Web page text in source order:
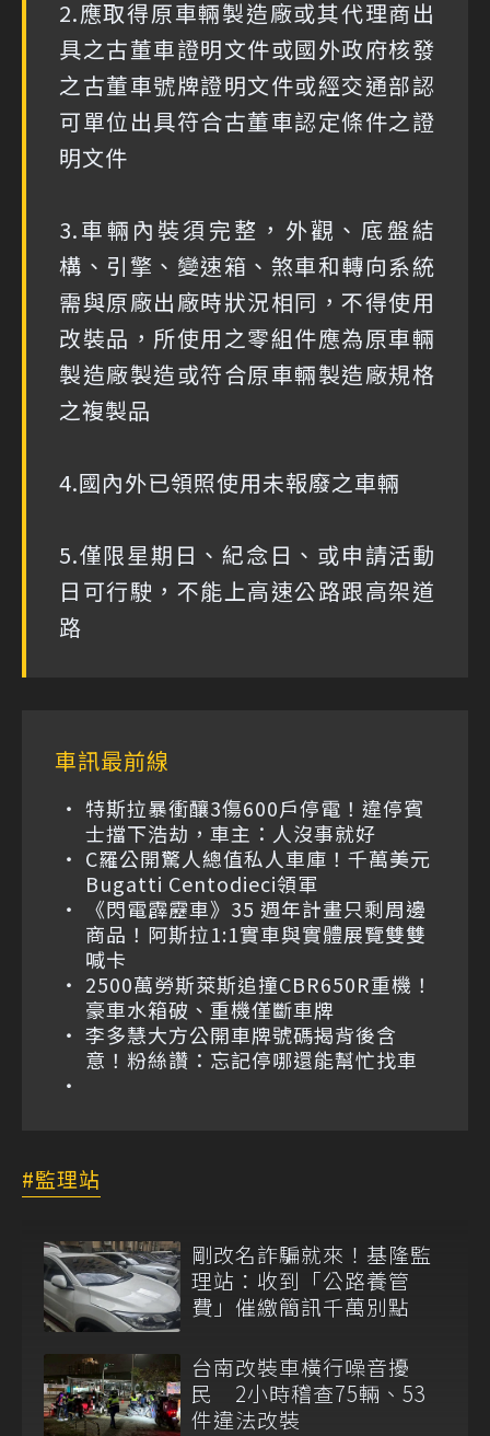
2.應取得原車輛製造廠或其代理商出
具之古董車證明文件或國外政府核發
之古董車號牌證明文件或經交通部認
可單位出具符合古董車認定條件之證
明文件
3.車輛內裝須完整，外觀、底盤結
構、引擎、變速箱、煞車和轉向系統
需與原廠出廠時狀況相同，不得使用
改裝品，所使用之零組件應為原車輛
製造廠製造或符合原車輛製造廠規格
之複製品
4.國內外已領照使用未報廢之車輛
5.僅限星期日、紀念日、或申請活動
日可行駛，不能上高速公路跟高架道
路
車訊最前線
特斯拉暴衝釀3傷600戶停電！違停賓
士擋下浩劫，車主：人沒事就好
C羅公開驚人總值私人車庫！千萬美元
Bugatti Centodieci領軍
《閃電霹靂車》35 週年計畫只剩周邊
商品！阿斯拉1:1實車與實體展覽雙雙
喊卡
2500萬勞斯萊斯追撞CBR650R重機！
豪車水箱破、重機僅斷車牌
李多慧大方公開車牌號碼揭背後含
意！粉絲讚：忘記停哪還能幫忙找車
監理站
剛改名詐騙就來！基隆監
理站：收到「公路養管
費」催繳簡訊千萬別點
台南改裝車橫行噪音擾
民 2小時稽查75輛、53
件違法改裝